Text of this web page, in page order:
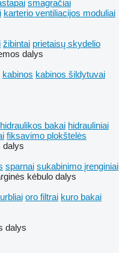
smagračiai
karterio ventiliacijos moduliai
žibintai prietaisų skydelio
dalys
kabinos kabinos šildytuvai
hidraulikos bakai hidrauliniai
fiksavimo plokštelės
dalys
sparnai sukabinimo įrenginiai
kėbulo dalys
oro filtrai kuro bakai
dalys